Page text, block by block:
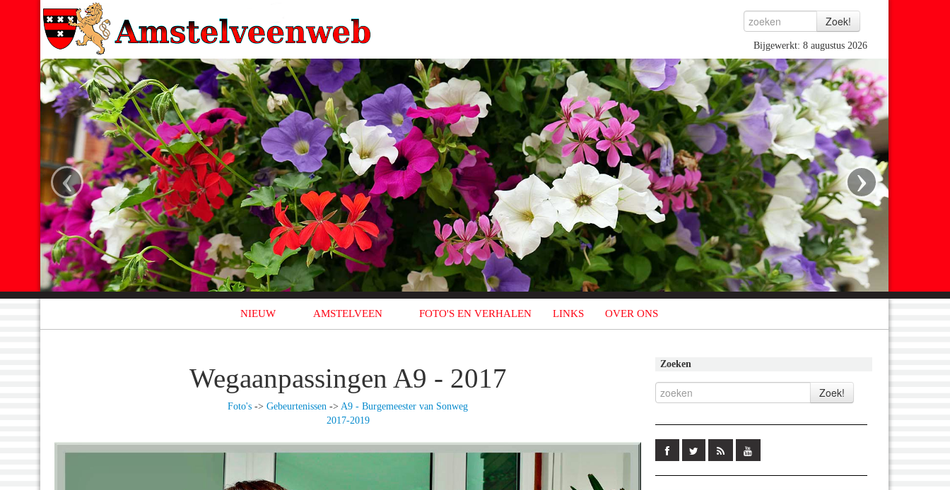
Bijgewerkt: 8 augustus 2026
‹ ›
NIEUW AMSTELVEEN FOTO'S EN VERHALEN LINKS OVER ONS
Wegaanpassingen A9 - 2017
Foto's -> Gebeurtenissen -> A9 - Burgemeester van Sonweg
2017-2019
Zoeken